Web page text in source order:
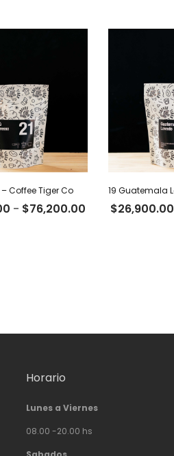
Coffee Tiger Co
- $76,200.00Rango
$26,900.00
Horario
Lunes a Viernes
08.00 -20.00 hs